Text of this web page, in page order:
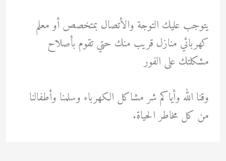
يتوجب عليك التوجة والأتصال بمتخصص أو معلم
كهربائي منازل قريب منك حتي تقوم بأصلاح
مشكلتك على الفور
وقنا الله وأياكم شر مشاكل الكهرباء وسلمنا وأطفالنا
من كل مخاطر الحياة.